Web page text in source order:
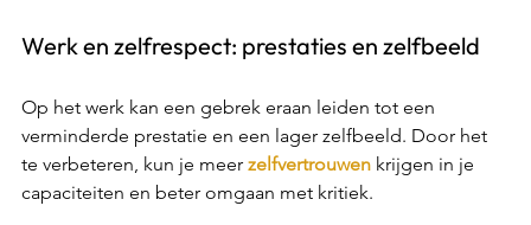
Werk en zelfrespect: prestaties en zelfbeeld
Op het werk kan een gebrek eraan leiden tot een
verminderde prestatie en een lager zelfbeeld. Door het
te verbeteren, kun je meer zelfvertrouwen krijgen in je
capaciteiten en beter omgaan met kritiek.